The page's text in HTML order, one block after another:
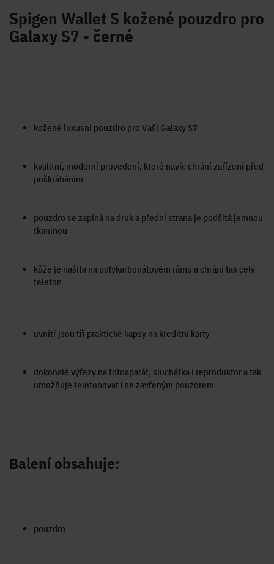
Spigen Wallet S kožené pouzdro pro
Galaxy S7 - černé
kožené luxusní pouzdro pro Vaši Galaxy S7
kvalitní, moderní provedení, které navíc chrání zařízení před
poškrábáním
pouzdro se zapíná na druk a přední strana je podšitá jemnou
tkaninou
kůže je našita na polykarbonátovém rámu a chrání tak celý
telefon
uvnitř jsou tři praktické kapsy na kreditní karty
dokonalé výřezy na fotoaparát, sluchátka i reproduktor a tak
umožňuje telefonovat i se zavřeným pouzdrem
Balení obsahuje:
pouzdro